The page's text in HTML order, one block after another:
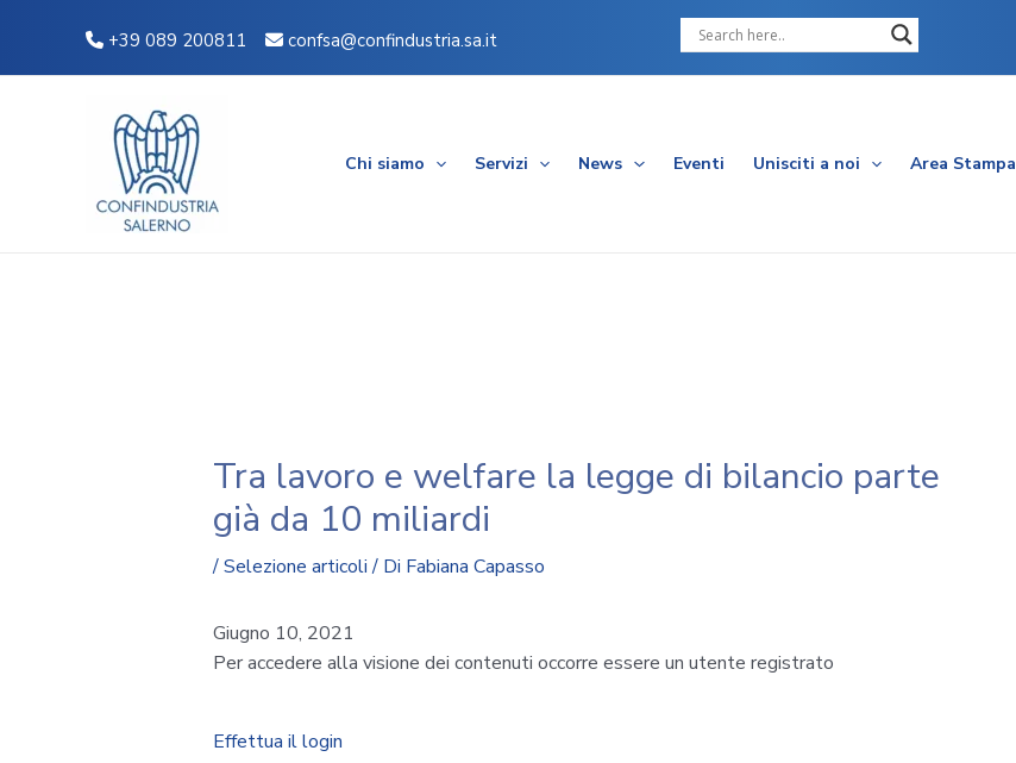
contenuto
+39 089 200811 confsa@confindustria.sa.it
Chi siamo Servizi News Eventi Unisciti a noi Area Stampa
Tra lavoro e welfare la legge di bilancio parte
già da 10 miliardi
/Selezione articoli/ Di Fabiana Capasso
Giugno 10, 2021
Per accedere alla visione dei contenuti occorre essere un utente registrato
Effettua il login
articoli